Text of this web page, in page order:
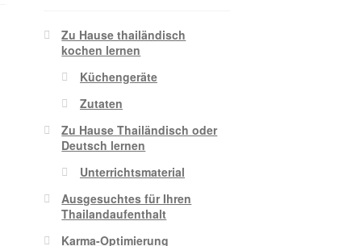
Zu Hause thailändisch
kochen lernen
Küchengeräte
Zutaten
Zu Hause Thailändisch oder
Deutsch lernen
Unterrichtsmaterial
Ausgesuchtes für Ihren
Thailandaufenthalt
Karma-Optimierung